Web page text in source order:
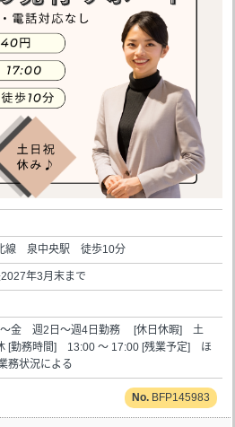
線 泉中央駅 徒歩10分
年3月末まで
金 週2日～週4日勤務 [休日休暇] 土
[勤務時間] 13:00 ～ 17:00 [残業予定] ほ
務状況による
BFP145983